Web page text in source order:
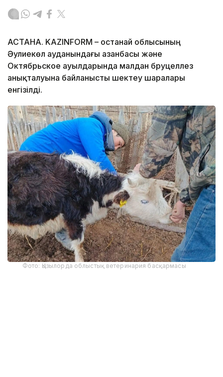
АСТАНА. KAZINFORM – Қостанай облысының
Әулиекөл ауданындағы Қазанбасы және
Октябрьское ауылдарында малдан бруцеллез
анықталуына байланысты шектеу шаралары
енгізілді.
Фото: Қызылорда облыстық ветеринария басқармасы